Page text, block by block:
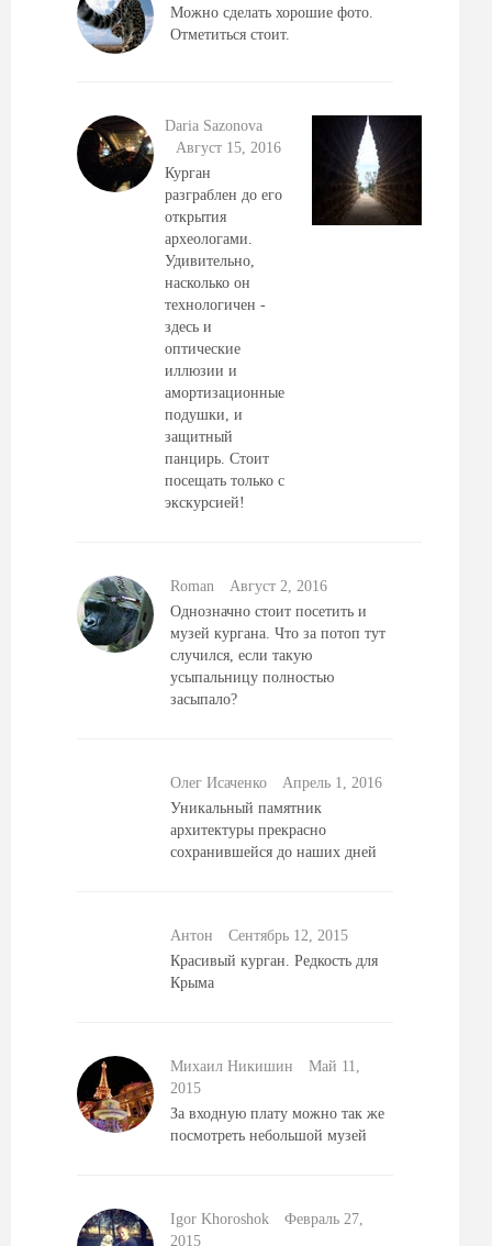
Можно сделать хорошие фото.
Отметиться стоит.
Daria Sazonova
Август 15, 2016
Курган
разграблен до его
открытия
археологами.
Удивительно,
насколько он
технологичен -
здесь и
оптические
иллюзии и
амортизационные
подушки, и
защитный
панцирь. Стоит
посещать только с
экскурсией!
Roman
Август 2, 2016
Однозначно стоит посетить и
музей кургана. Что за потоп тут
случился, если такую
усыпальницу полностью
засыпало?
Олег Исаченко
Aпрель 1, 2016
Уникальный памятник
архитектуры прекрасно
сохранившейся до наших дней
Антон
Сентябрь 12, 2015
Красивый курган. Редкость для
Крыма
Михаил Никишин
Май 11,
2015
За входную плату можно так же
посмотреть небольшой музей
Igor Khoroshok
Февраль 27,
2015